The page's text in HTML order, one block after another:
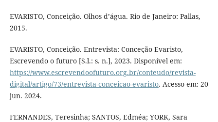
EVARISTO, Conceição. Olhos d’água. Rio de Janeiro: Pallas,
2015.
EVARISTO, Conceição. Entrevista: Conceção Evaristo,
Escrevendo o futuro [S.l.: s. n.], 2023. Disponível em:
https://www.escrevendoofuturo.org.br/conteudo/revista-
digital/artigo/73/entrevista-conceicao-evaristo. Acesso em: 20
jun. 2024.
FERNANDES, Teresinha; SANTOS, Edméa; YORK, Sara